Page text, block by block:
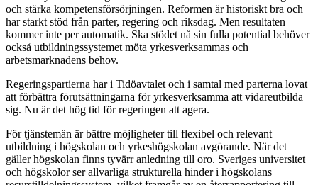
och stärka kompetensförsörjningen. Reformen är historiskt bra och
har starkt stöd från parter, regering och riksdag. Men resultaten
kommer inte per automatik. Ska stödet nå sin fulla potential behöver
också utbildningssystemet möta yrkesverksammas och
arbetsmarknadens behov.
Regeringspartierna har i Tidöavtalet och i samtal med parterna lovat
att förbättra förutsättningarna för yrkesverksamma att vidareutbilda
sig. Nu är det hög tid för regeringen att agera.
För tjänstemän är bättre möjligheter till flexibel och relevant
utbildning i högskolan och yrkeshögskolan avgörande. När det
gäller högskolan finns tyvärr anledning till oro. Sveriges universitet
och högskolor ser allvarliga strukturella hinder i högskolans